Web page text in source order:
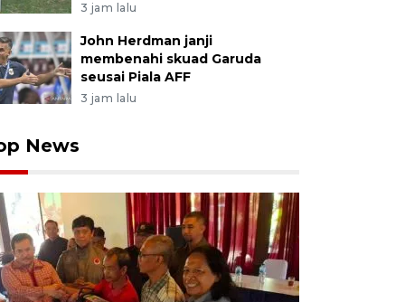
3 jam lalu
John Herdman janji
membenahi skuad Garuda
seusai Piala AFF
3 jam lalu
News